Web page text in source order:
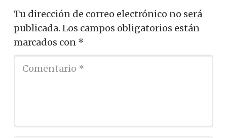
Tu dirección de correo electrónico no será
publicada. Los campos obligatorios están
marcados con *